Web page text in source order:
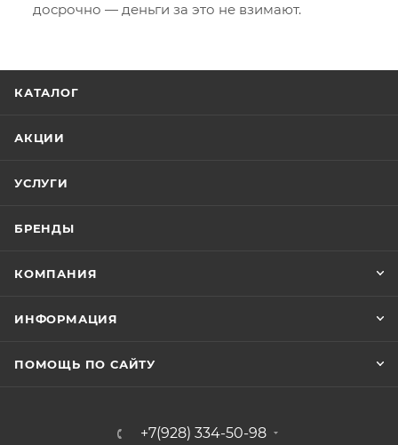
досрочно — деньги за это не взимают.
КАТАЛОГ
АКЦИИ
УСЛУГИ
БРЕНДЫ
КОМПАНИЯ
ИНФОРМАЦИЯ
ПОМОЩЬ ПО САЙТУ
+7(928) 334-50-98